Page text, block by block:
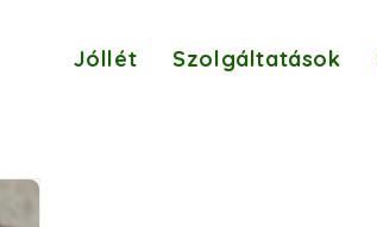
Jóllét Szolgáltatások